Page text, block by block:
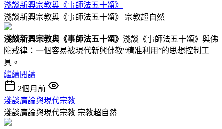
淺談新興宗教與《事師法五十頌》
淺談新興宗教與《事師法五十頌》 宗教超自然
淺談新興宗教與 《事師法五十頌》 淺談《事師法五十頌》與佛
陀戒律：一個容易被現代新興佛教“精准利用”的思想控制工
具。
繼續閱讀
2個月前
淺談廣論與現代宗教
淺談廣論與現代宗教 宗教超自然